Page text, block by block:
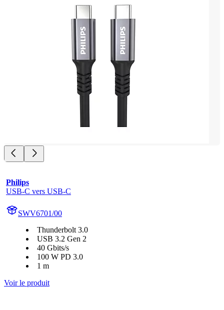
Philips
USB-C vers USB-C
SWV6701/00
Thunderbolt 3.0
USB 3.2 Gen 2
40 Gbits/s
100 W PD 3.0
1 m
Voir le produit